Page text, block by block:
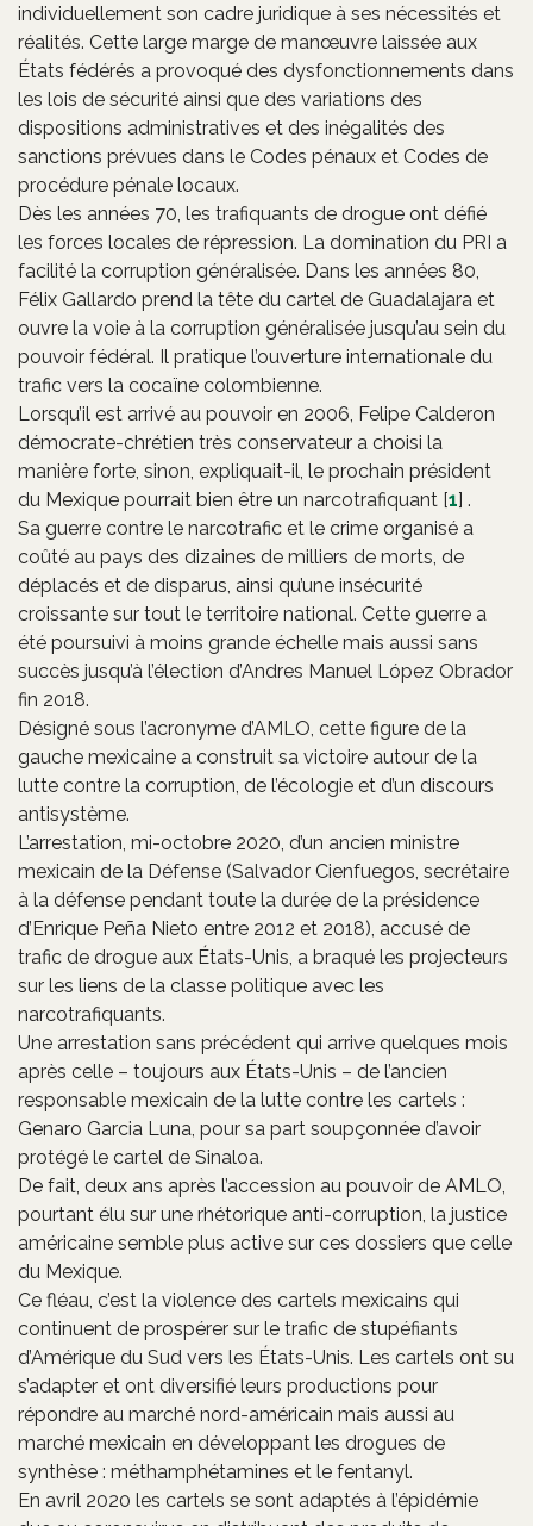
individuellement son cadre juridique à ses nécessités et
réalités. Cette large marge de manœuvre laissée aux
États fédérés a provoqué des dysfonctionnements dans
les lois de sécurité ainsi que des variations des
dispositions administratives et des inégalités des
sanctions prévues dans le Codes pénaux et Codes de
procédure pénale locaux.
Dès les années 70, les trafiquants de drogue ont défié
les forces locales de répression. La domination du PRI a
facilité la corruption généralisée. Dans les années 80,
Félix Gallardo prend la tête du cartel de Guadalajara et
ouvre la voie à la corruption généralisée jusqu’au sein du
pouvoir fédéral. Il pratique l’ouverture internationale du
trafic vers la cocaïne colombienne.
Lorsqu’il est arrivé au pouvoir en 2006, Felipe Calderon
démocrate-chrétien très conservateur a choisi la
manière forte, sinon, expliquait-il, le prochain président
du Mexique pourrait bien être un narcotrafiquant [1] .
Sa guerre contre le narcotrafic et le crime organisé a
coûté au pays des dizaines de milliers de morts, de
déplacés et de disparus, ainsi qu’une insécurité
croissante sur tout le territoire national. Cette guerre a
été poursuivi à moins grande échelle mais aussi sans
succès jusqu’à l’élection d’Andres Manuel López Obrador
fin 2018.
Désigné sous l’acronyme d’AMLO, cette figure de la
gauche mexicaine a construit sa victoire autour de la
lutte contre la corruption, de l’écologie et d’un discours
antisystème.
L’arrestation, mi-octobre 2020, d’un ancien ministre
mexicain de la Défense (Salvador Cienfuegos, secrétaire
à la défense pendant toute la durée de la présidence
d’Enrique Peña Nieto entre 2012 et 2018), accusé de
trafic de drogue aux États-Unis, a braqué les projecteurs
sur les liens de la classe politique avec les
narcotrafiquants.
Une arrestation sans précédent qui arrive quelques mois
après celle – toujours aux États-Unis – de l’ancien
responsable mexicain de la lutte contre les cartels :
Genaro Garcia Luna, pour sa part soupçonnée d’avoir
protégé le cartel de Sinaloa.
De fait, deux ans après l’accession au pouvoir de AMLO,
pourtant élu sur une rhétorique anti-corruption, la justice
américaine semble plus active sur ces dossiers que celle
du Mexique.
Ce fléau, c’est la violence des cartels mexicains qui
continuent de prospérer sur le trafic de stupéfiants
d’Amérique du Sud vers les États-Unis. Les cartels ont su
s’adapter et ont diversifié leurs productions pour
répondre au marché nord-américain mais aussi au
marché mexicain en développant les drogues de
synthèse : méthamphétamines et le fentanyl.
En avril 2020 les cartels se sont adaptés à l’épidémie